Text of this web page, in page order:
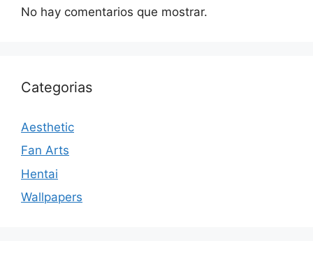
No hay comentarios que mostrar.
Categorias
Aesthetic
Fan Arts
Hentai
Wallpapers